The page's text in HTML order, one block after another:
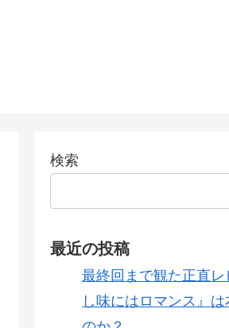
検索
最近の投稿
最終回まで観た正直
し味にはロマンス』